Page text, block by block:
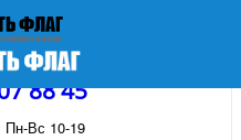
88 45
Пн-Вс 10-19